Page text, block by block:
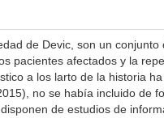
de Devic, son un conjunto
pacientes afectados y la
a los larto de la historia
no se había incluido de
de estudios de